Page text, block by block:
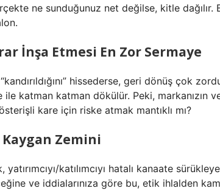
ne sunduğunuz net değilse, kitle dağılır.
İnşa Etmesi En Zor Sermaye
hissederse, geri dönüş çok
katman katman dökülür. Peki, markanızın
kare için riske atmak mantıklı mı?
Zemini
katılımcıyı hatalı kanaate
ve iddialarınıza göre bu, etik ihlalden